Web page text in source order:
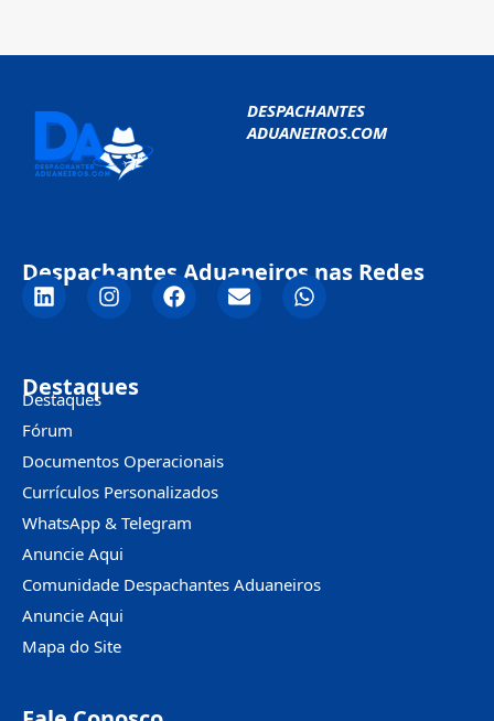
DESPACHANTES
ADUANEIROS.COM
Despachantes Aduaneiros nas Redes
Destaques
Destaques
Fórum
Documentos Operacionais
Currículos Personalizados
WhatsApp & Telegram
Anuncie Aqui
Comunidade Despachantes Aduaneiros
Anuncie Aqui
Mapa do Site